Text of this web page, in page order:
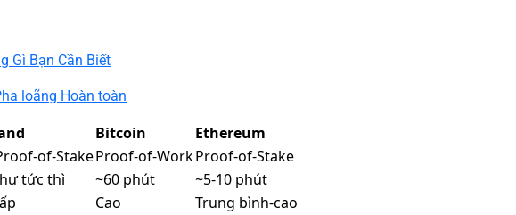
Gì Bạn Cần Biết
loãng Hoàn toàn
Bitcoin
Ethereum
of-StakeProof-of-WorkProof-of-Stake
tức thì ~60 phút
~5-10 phút
Cao
Trung bình-cao